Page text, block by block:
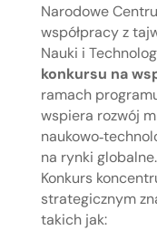
Narodowe
współpracy z
Nauki i
konkursu na
ramach
wspiera rozwój
na rynki globalne.
Konkurs
strategicznym
takich jak: